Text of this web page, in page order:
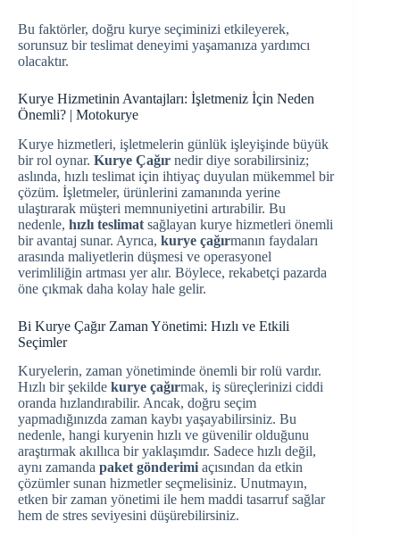
Bu faktörler, doğru kurye seçiminizi etkileyerek,
sorunsuz bir teslimat deneyimi yaşamanıza yardımcı
olacaktır.
Kurye Hizmetinin Avantajları: İşletmeniz İçin Neden
Önemli? | Motokurye
Kurye hizmetleri, işletmelerin günlük işleyişinde büyük
bir rol oynar. Kurye Çağır nedir diye sorabilirsiniz;
aslında, hızlı teslimat için ihtiyaç duyulan mükemmel bir
çözüm. İşletmeler, ürünlerini zamanında yerine
ulaştırarak müşteri memnuniyetini artırabilir. Bu
nedenle, hızlı teslimat sağlayan kurye hizmetleri önemli
bir avantaj sunar. Ayrıca, kurye çağırmanın faydaları
arasında maliyetlerin düşmesi ve operasyonel
verimliliğin artması yer alır. Böylece, rekabetçi pazarda
öne çıkmak daha kolay hale gelir.
Bi Kurye Çağır Zaman Yönetimi: Hızlı ve Etkili
Seçimler
Kuryelerin, zaman yönetiminde önemli bir rolü vardır.
Hızlı bir şekilde kurye çağırmak, iş süreçlerinizi ciddi
oranda hızlandırabilir. Ancak, doğru seçim
yapmadığınızda zaman kaybı yaşayabilirsiniz. Bu
nedenle, hangi kuryenin hızlı ve güvenilir olduğunu
araştırmak akıllıca bir yaklaşımdır. Sadece hızlı değil,
aynı zamanda paket gönderimi açısından da etkin
çözümler sunan hizmetler seçmelisiniz. Unutmayın,
etken bir zaman yönetimi ile hem maddi tasarruf sağlar
hem de stres seviyesini düşürebilirsiniz.